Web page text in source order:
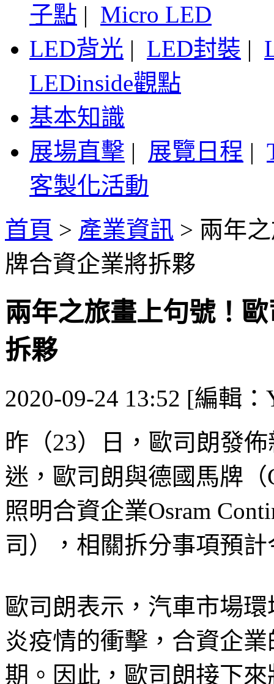
子點 | Micro LED
LED背光 | LED封裝 |
LEDinside觀點
基本知識
展場直擊 | 展覽日程 |
客製化活動
首頁 > 產業資訊 > 兩年
牌合資企業將拆夥
兩年之旅畫上句號！
拆夥
2020-09-24 13:52 [編輯
昨（23）日，歐司朗發
迷，歐司朗與德國馬牌
照明合資企業Osram
司），相關拆分事項預
歐司朗表示，汽車市場
炎疫情的衝擊，合資企
期。因此，歐司朗接下